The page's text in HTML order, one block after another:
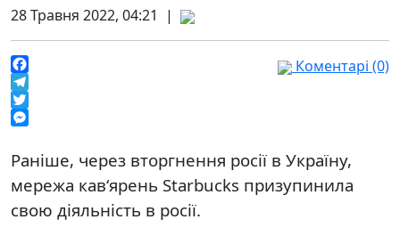
28 Травня 2022, 04:21 |
Facebook
Telegram
Twitter
Коментарі (0)
Раніше, через вторгнення росії в Україну,
мережа кав‘ярень Starbucks призупинила
свою діяльність в росії.